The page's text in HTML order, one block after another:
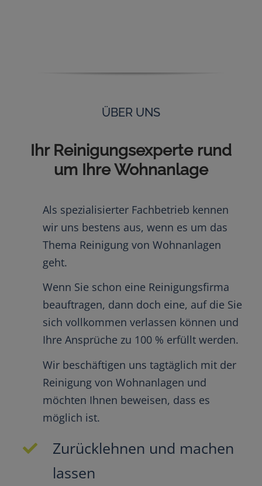
ÜBER UNS
Ihr Reinigungsexperte rund
um Ihre Wohnanlage
Als spezialisierter Fachbetrieb kennen
wir uns bestens aus, wenn es um das
Thema Reinigung von Wohnanlagen
geht.
Wenn Sie schon eine Reinigungsfirma
beauftragen, dann doch eine, auf die Sie
sich vollkommen verlassen können und
Ihre Ansprüche zu 100 % erfüllt werden.
Wir beschäftigen uns tagtäglich mit der
Reinigung von Wohnanlagen und
möchten Ihnen beweisen, dass es
möglich ist.
Zurücklehnen und machen
lassen